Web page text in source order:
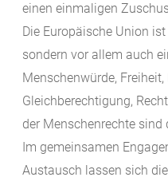
einen einmaligen
Die Europäische Union
sondern vor allem auch
Menschenwürde, Freiheit,
Gleichberechtigung,
der Menschenrechte sind
Im gemeinsamen
Austausch lassen sich